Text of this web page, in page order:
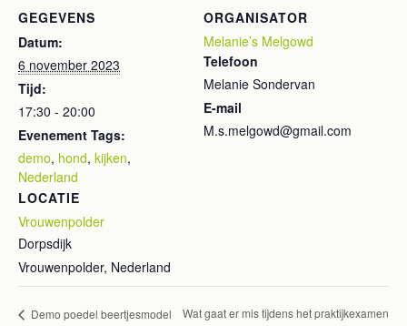
GEGEVENS
Datum:
6 november 2023
Tijd:
17:30 - 20:00
Evenement Tags:
demo, hond, kijken,
Nederland
LOCATIE
Vrouwenpolder
Dorpsdijk
Vrouwenpolder, Nederland
ORGANISATOR
Melanie’s Melgowd
Telefoon
Melanie Sondervan
E-mail
M.s.melgowd@gmail.com
Demo poedel beertjesmodel Wat gaat er mis tijdens het praktijkexamen